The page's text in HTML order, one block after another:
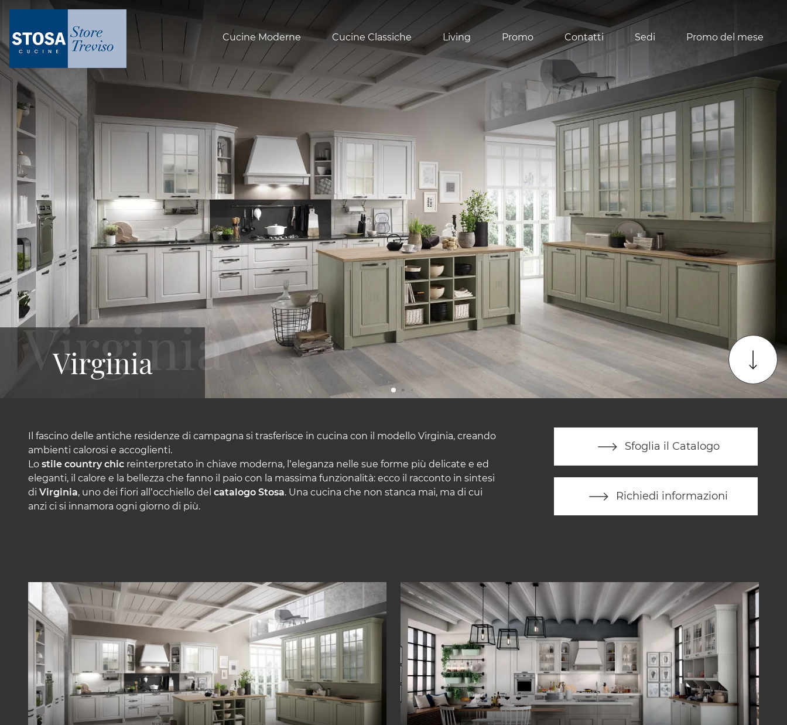
Cucine Moderne Cucine Classiche Living Promo Contatti Sedi Promo del mese
Virginia
Il fascino delle antiche residenze di campagna si trasferisce in cucina con il modello Virginia, creando
ambienti calorosi e accoglienti.
Lo stile country chic reinterpretato in chiave moderna, l’eleganza nelle sue forme più delicate e ed
eleganti, il calore e la bellezza che fanno il paio con la massima funzionalità: ecco il racconto in sintesi
di Virginia, uno dei fiori all’occhiello del catalogo Stosa. Una cucina che non stanca mai, ma di cui
anzi ci si innamora ogni giorno di più.
Sfoglia il Catalogo
Richiedi informazioni